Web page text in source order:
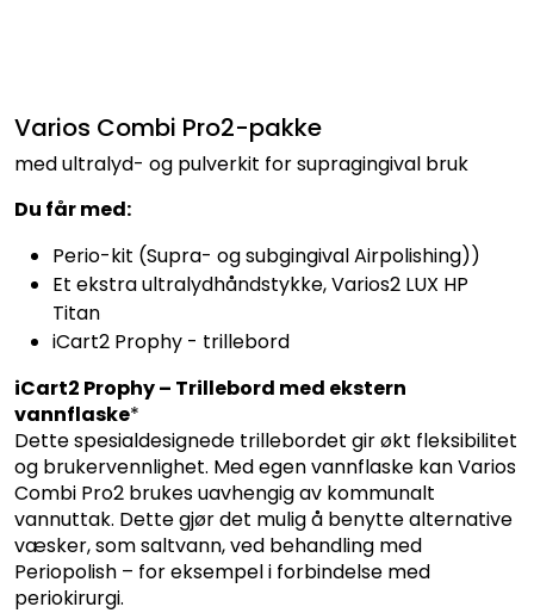
Varios Combi Pro2-pakke
med ultralyd- og pulverkit for supragingival bruk
Du får med:
Perio-kit (Supra- og subgingival Airpolishing))
Et ekstra ultralydhåndstykke, Varios2 LUX HP
Titan
iCart2 Prophy - trillebord
iCart2 Prophy – Trillebord med ekstern
vannflaske*
Dette spesialdesignede trillebordet gir økt fleksibilitet
og brukervennlighet. Med egen vannflaske kan Varios
Combi Pro2 brukes uavhengig av kommunalt
vannuttak. Dette gjør det mulig å benytte alternative
væsker, som saltvann, ved behandling med
Periopolish – for eksempel i forbindelse med
periokirurgi.